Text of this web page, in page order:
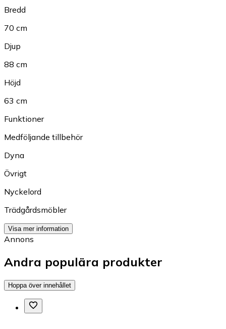
Bredd
70 cm
Djup
88 cm
Höjd
63 cm
Funktioner
Medföljande tillbehör
Dyna
Övrigt
Nyckelord
Trädgårdsmöbler
Visa mer information
Annons
Andra populära produkter
Hoppa över innehållet